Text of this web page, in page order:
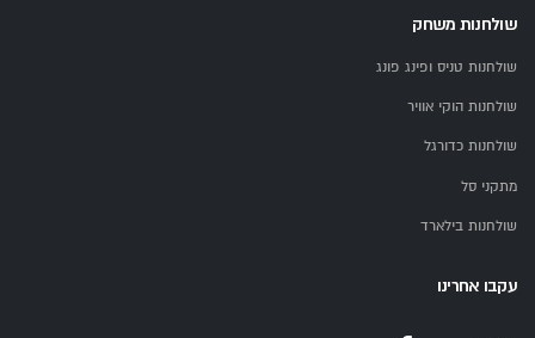
שולחנות משחק
שולחנות טניס ופינג פונג
שולחנות הוקי אוויר
שולחנות כדורגל
מתקני סל
שולחנות בילארד
עקבו אחרינו